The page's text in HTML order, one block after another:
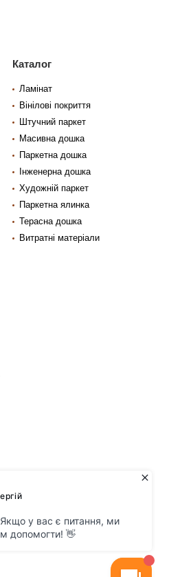
Каталог
Ламінат
Вінілові покриття
Штучний паркет
Масивна дошка
Паркетна дошка
Інженерна дошка
Художній паркет
Паркетна ялинка
Терасна дошка
Витратні матеріали